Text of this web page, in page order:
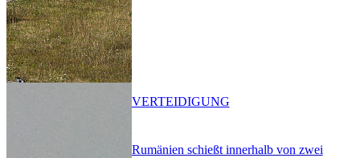
Rumänien schießt innerhalb von zwei
VERTEIDIGUNG